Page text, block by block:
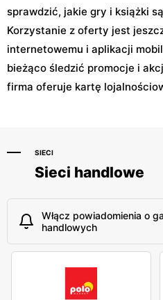
sprawdzić, jakie gry i książki
Korzystanie z oferty jest
internetowemu i aplikacji
bieżąco śledzić promocje i
firma oferuje kartę
SIECI
Sieci handlowe
Włącz powiadomienia o
handlowych